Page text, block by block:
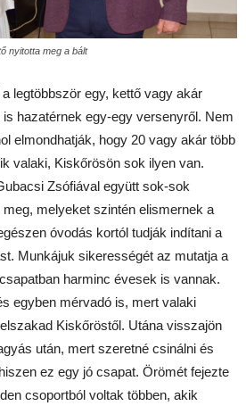
nyitotta meg a bált
legtöbbször egy, kettő vagy akár
hazatérnek egy-egy versenyről. Nem
elmondhatják, hogy 20 vagy akár több
valaki, Kiskőrösön sok ilyen van.
Zsófiával együtt sok-sok
melyeket szintén elismernek a
óvodás kortól tudják indítani a
Munkájuk sikerességét az mutatja a
harminc évesek is vannak.
egyben mérvadó is, mert valaki
Kiskőröstől. Utána visszajön
után, mert szeretné csinálni és
ez egy jó csapat. Örömét fejezte
csoportból voltak többen, akik